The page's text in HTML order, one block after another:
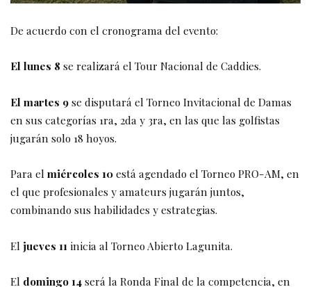
De acuerdo con el cronograma del evento:
El lunes 8 se realizará el Tour Nacional de Caddies.
El martes 9se disputará el Torneo Invitacional de Damas
en sus categorías 1ra, 2da y 3ra, en las que las golfistas
jugarán solo 18 hoyos.
Para el miércoles 10está agendado el Torneo PRO-AM, en
el que profesionales y amateurs jugarán juntos,
combinando sus habilidades y estrategias.
El jueves 11 inicia al Torneo Abierto Lagunita.
El domingo14será la Ronda Final de la competencia, en